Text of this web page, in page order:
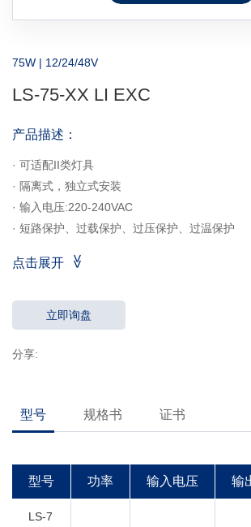
75W | 12/24/48V
LS-75-XX LI EXC
产品描述：
· 可适配II类灯具
· 隔离式，独立式安装
· 输入电压:220-240VAC
· 短路保护、过载保护、过压保护、过温保护
·效率：≥90％
点击展开
立即询盘
分享:
型号 规格书 证书
型号 功率 输入电压 输
LS-7